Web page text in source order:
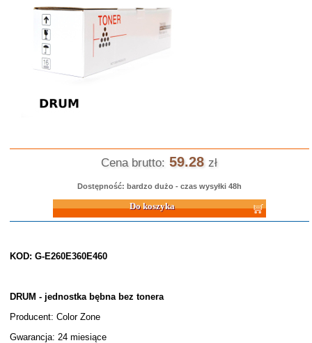
Cena brutto: 59.28 zł
Dostępność: bardzo dużo - czas wysyłki 48h
Do koszyka
KOD: G-E260E360E460
DRUM - jednostka bębna bez tonera
Producent: Color Zone
Gwarancja: 24 miesiące